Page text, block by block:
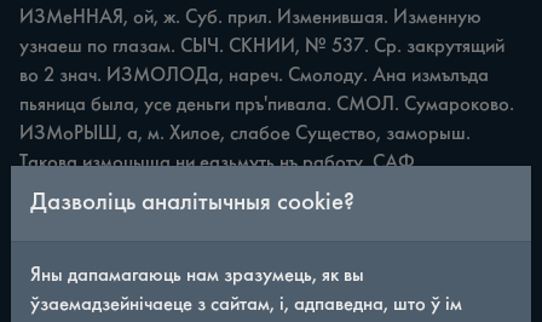
ИЗМеННАЯ, ой, ж. Суб. прил. Изменившая. Изменную
узнаеш по глазам. СЫЧ. СКНИИ, № 537. Ср. закрутящий
во 2 знач. ИЗМОЛОДа, нареч. Смолоду. Ана измълъда
пьяница была, усе деньги пръ'пивала. СМОЛ. Сумароково.
ИЗМоРЫШ, а, м. Хилое, слабое Существо, заморыш.
Такова измоцыша ни еазьмуть нъ работу. САФ.
Издешково Ср. жебра, замудошка, застень во 2 знач.,
съгласилъсь идить куда-нибуть. СМОЛ. Тычинино; КРАСН.
Зибрики. + Добров 1914. Ср. запросить. ИЗМяКНУТЬ, у,
Дазволіць аналітычныя cookie?
Яны дапамагаюць нам зразумець, як вы
ўзаемадзейнічаеце з сайтам, і, адпаведна, што ў ім